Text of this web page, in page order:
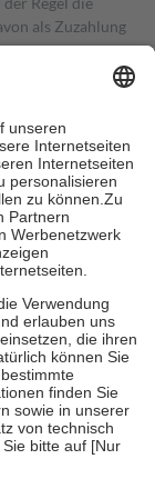
als Zuzahlung
von zehn
die tatsächlichen
Apotheken.
die
je
Gesundheit zu
unterstützen,
18. Lebensjahr
die von der